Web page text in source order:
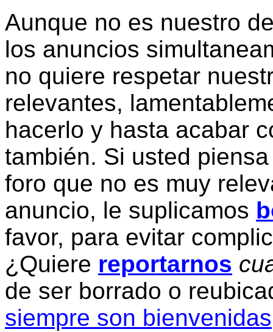
Aunque no es nuestro
los anuncios
no quiere respetar
relevantes,
hacerlo y hasta acabar
también. Si usted
foro que no es muy
anuncio, le suplicamos
favor, para evitar
¿Quiere reportarnos
de ser borrado o
siempre son bienvenidas